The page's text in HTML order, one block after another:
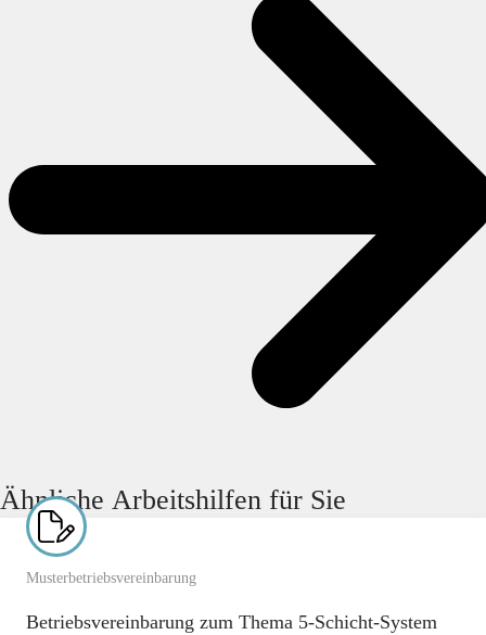
Ähnliche Arbeitshilfen für Sie
Musterbetriebsvereinbarung
Betriebsvereinbarung zum Thema 5-Schicht-System